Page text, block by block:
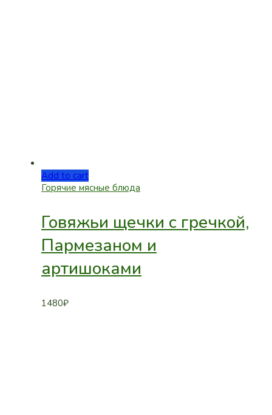
Add to cart
Горячие мясные блюда
Говяжьи щечки с гречкой,
Пармезаном и
артишоками
1480₽